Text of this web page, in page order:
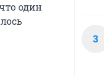
один
3